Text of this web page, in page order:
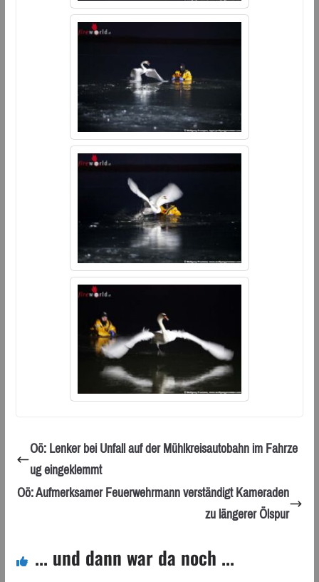
Oö: Lenker bei Unfall auf der Mühlkreisautobahn im Fahrze
ug eingeklemmt
Oö: Aufmerksamer Feuerwehrmann verständigt Kameraden
zu längerer Ölspur
... und dann war da noch ...